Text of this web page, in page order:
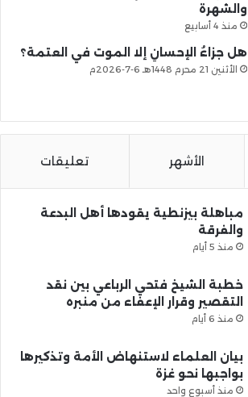
والشهرة
منذ 4 أسابيع
هل جزاءُ الإحسانِ إلا الموت في العتمة؟
الأثنين 21 محرم 1448هـ 6-7-2026م
الأشهر تعليقات
مباهلة بيزنطية يقودها أهل البدعة
والفرقة
منذ 5 أيام
خطبة الشيخ فتحي الرباعي بين نقد
التقصير وقرار الإعفاء من منبره
منذ 6 أيام
بيان العلماء لاستنهاض الأمة وتذكيرها
بواجبها نحو غزة
منذ أسبوع واحد